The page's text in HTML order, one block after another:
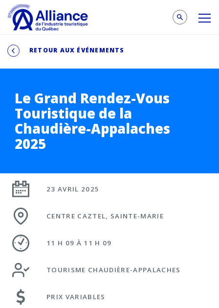
RETOUR AUX ÉVÉNEMENTS
Le Grand Rendez-Vous
Touristique de la
Chaudière-Appalaches
2025
23 AVRIL 2025
CENTRE CAZTEL, SAINTE-MARIE
11 H 09 À 11 H 09
TOURISME CHAUDIÈRE-APPALACHES
PRIX VARIABLES